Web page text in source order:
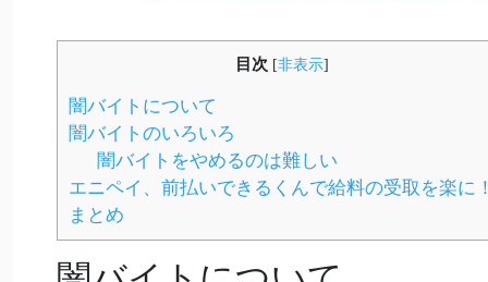
目次 [非表示]
闇バイトについて
闇バイトのいろいろ
闇バイトをやめるのは難しい
エニペイ、前払いできるくんで給料の受取を楽に
まとめ